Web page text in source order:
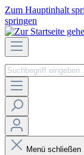
Zum Hauptinhalt
springen
Menü schließen